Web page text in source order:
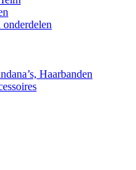
onderdelen
Haarbanden